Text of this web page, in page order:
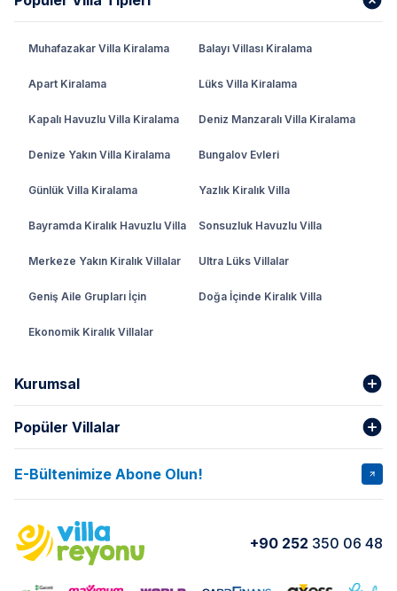
Muhafazakar Villa Kiralama Balayı Villası Kiralama
Apart Kiralama Lüks Villa Kiralama
Kapalı Havuzlu Villa Kiralama Deniz Manzaralı Villa Kiralama
Denize Yakın Villa Kiralama Bungalov Evleri
Günlük Villa Kiralama Yazlık Kiralık Villa
Bayramda Kiralık Havuzlu Villa Sonsuzluk Havuzlu Villa
Merkeze Yakın Kiralık Villalar Ultra Lüks Villalar
Geniş Aile Grupları İçin Doğa İçinde Kiralık Villa
Ekonomik Kiralık Villalar
Kurumsal
Hakkımızda
İptal Şartları Banka Hesapları
Kurumsal Blog
Yorumlar Nasıl Kiralarım
Popüler Villalar
VİLLA SALKIM VİLLA SLAY 1
VİLLA OLENNA 1 VİLLA MERT
E-Bültenimize Abone Olun!
+90 252 350 06 48